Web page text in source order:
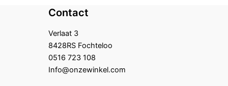
Contact
Verlaat 3
8428RS Fochteloo
0516 723 108
Info@onzewinkel.com